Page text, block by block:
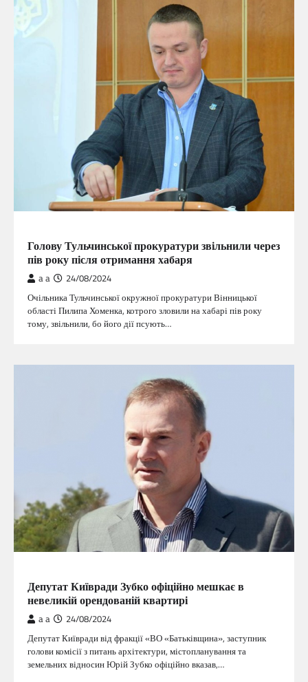
Голову Тульчинської прокуратури звільнили через
пів року після отримання хабаря
a a 24/08/2024
Очільника Тульчинської окружної прокуратури Вінницької
області Пилипа Хоменка, котрого зловили на хабарі пів року
тому, звільнили, бо його дії псують…
Депутат Київради Зубко офіційно мешкає в
невеликій орендованій квартирі
a a 24/08/2024
Депутат Київради від фракції «ВО «Батьківщина», заступник
голови комісії з питань архітектури, містопланування та
земельних відносин Юрій Зубко офіційно вказав,…